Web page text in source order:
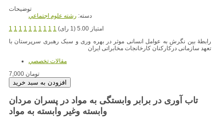
توضیحات
دسته: رشته علوم اجتماعي
1 1 1 1 1 1 1 1 1 1
امتیاز 5.00 (1 رای)
رابطۀ بین نگرش به عوامل انسانی موثر در بهره وری و سبک رهبری سرپرستان با
تعهد سازمانی درکارکنان کارخانجات مخابراتی ایران
مقالات تخصصي
7,000 تومان
تاب آوری در برابر وابستگی به مواد در پسران مردان
وابسته وغیر وابسته به مواد